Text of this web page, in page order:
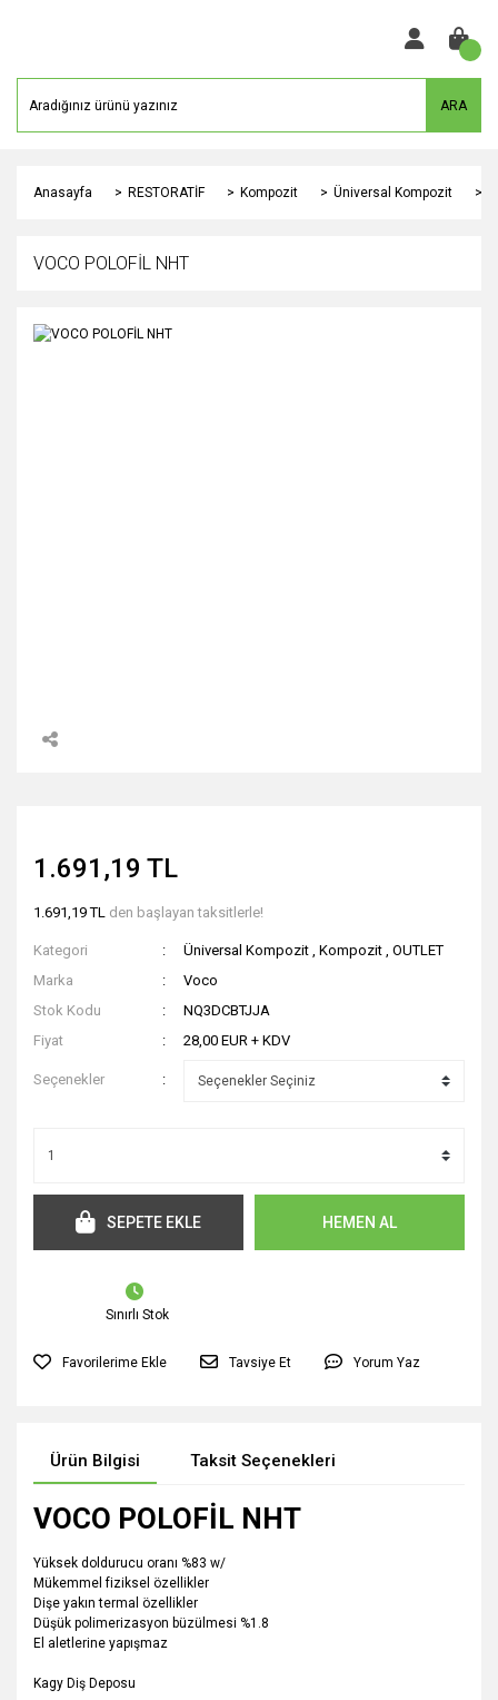
ARA
Anasayfa RESTORATİF Kompozit Üniversal Kompozit
VOCO POLOFİL NHT
1.691,19 TL
1.691,19 TL den başlayan taksitlerle!
Kategori Üniversal Kompozit ,Kompozit ,OUTLET
Marka
Voco
Stok Kodu
NQ3DCBTJJA
Fiyat
28,00 EUR + KDV
Seçenekler
SEPETE EKLE HEMEN AL
Sınırlı Stok
Tavsiye Et Yorum Yaz
Ürün Bilgisi Taksit Seçenekleri
VOCO POLOFİL NHT
Yüksek doldurucu oranı %83 w/
Mükemmel fiziksel özellikler
Dişe yakın termal özellikler
Düşük polimerizasyon büzülmesi %1.8
El aletlerine yapışmaz
Kagy Diş Deposu